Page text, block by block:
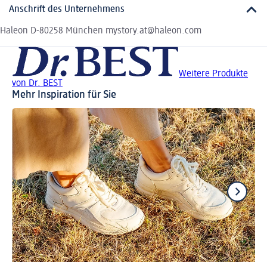
Anschrift des Unternehmens
Haleon D-80258 München mystory.at@haleon.com
Weitere Produkte
von Dr. BEST
Mehr Inspiration für Sie